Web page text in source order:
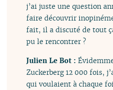
j’ai juste une question
faire découvrir
fait, il a discuté de tout
pu le rencontrer ?
Julien Le Bot :
Zuckerberg 12 000 fois,
qui voulaient à chaque